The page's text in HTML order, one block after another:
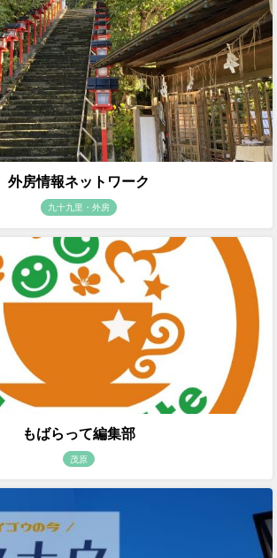
外房情報ネットワーク
九十九里・外房
もばらって編集部
茂原